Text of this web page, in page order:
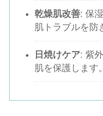
乾燥肌改善: 保
肌トラブルを防
日焼けケア: 紫
肌を保護します。